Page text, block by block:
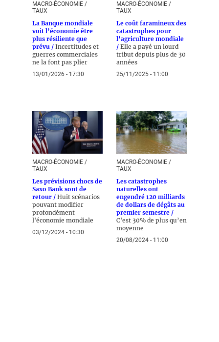
MACRO-ÉCONOMIE /
TAUX
La Banque mondiale
voit l’économie être
plus résiliente que
prévu / Incertitudes et
guerres commerciales
ne la font pas plier
13/01/2026 - 17:30
MACRO-ÉCONOMIE /
TAUX
Le coût faramineux des
catastrophes pour
l’agriculture mondiale
/ Elle a payé un lourd
tribut depuis plus de 30
années
25/11/2025 - 11:00
MACRO-ÉCONOMIE /
TAUX
Les prévisions chocs de
Saxo Bank sont de
retour / Huit scénarios
pouvant modifier
profondément
l'économie mondiale
03/12/2024 - 10:30
MACRO-ÉCONOMIE /
TAUX
Les catastrophes
naturelles ont
engendré 120 milliards
de dollars de dégâts au
premier semestre /
C'est 30% de plus qu’en
moyenne
20/08/2024 - 11:00